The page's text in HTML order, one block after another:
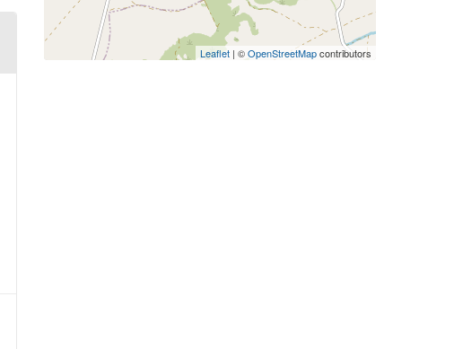
Leaflet | ©OpenStreetMapcontributors